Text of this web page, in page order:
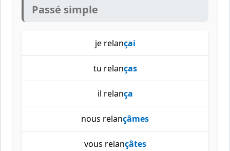
Passé simple
je relançai
tu relanças
il relança
nous relançâmes
vous relançâtes